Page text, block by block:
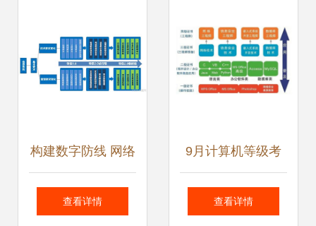
书
构建数字防线 网络
与信息安全软件开
查看详情
9月计算机等级考
试报名启动 聚焦网
查看详情